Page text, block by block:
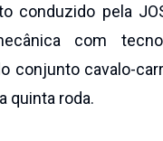
conduzido pela
com
conjunto cavalo-
quinta roda.